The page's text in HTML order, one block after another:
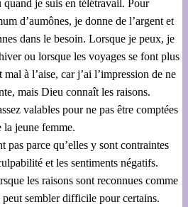
quand je suis en télétravail. Pour
d’aumônes, je donne de l’argent et
dans le besoin. Lorsque je peux, je
ou lorsque les voyages se font plus
à l’aise, car j’ai l’impression de ne
mais Dieu connaît les raisons.
valables pour ne pas être comptées
la jeune femme.
pas parce qu’elles y sont contraintes
et les sentiments négatifs.
les raisons sont reconnues comme
peut sembler difficile pour certains.